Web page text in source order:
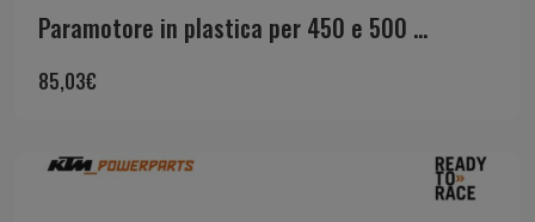
Paramotore in plastica per 450 e 500 ...
85,03€